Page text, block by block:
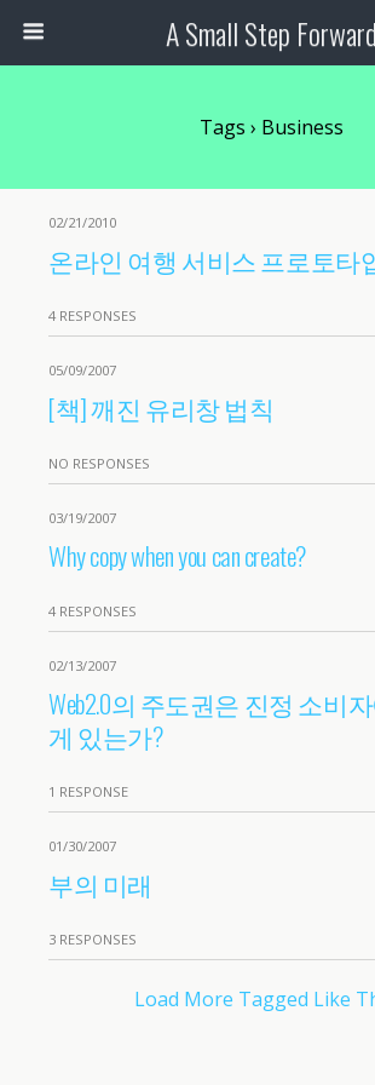
A Small Step Forward
Tags › Business
02/21/2010
온라인 여행 서비스 프로토타
4 RESPONSES
05/09/2007
[책] 깨진 유리창 법칙
NO RESPONSES
03/19/2007
Why copy when you can create?
4 RESPONSES
02/13/2007
Web2.0의 주도권은 진정 소비
게 있는가?
1 RESPONSE
01/30/2007
부의 미래
3 RESPONSES
Load More Tagged Like